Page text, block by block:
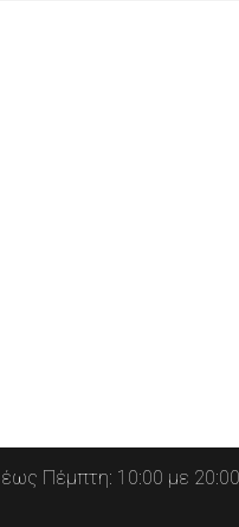
Πέμπτη: 10:00 με 20:00